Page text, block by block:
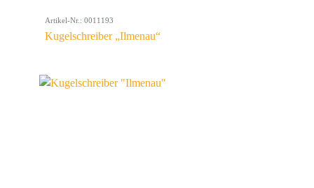
Artikel-Nr.: 0011193
Kugelschreiber „Ilmenau“